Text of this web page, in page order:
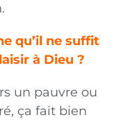
qu’il ne suffit
à Dieu ?
un pauvre ou
ça fait bien